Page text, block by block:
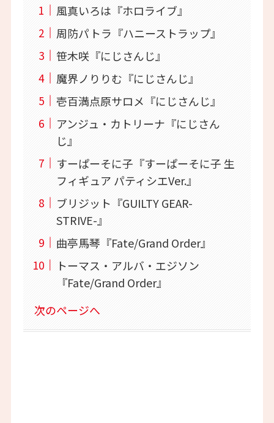
風真いろは『ホロライブ』
周防パトラ『ハニーストラップ』
笹木咲『にじさんじ』
魔界ノりりむ『にじさんじ』
壱百満点原サロメ『にじさんじ』
アンジュ・カトリーナ『にじさん
じ』
すーぱーそに子『すーぱーそに子 生
フィギュア パティシエVer.』
ブリジット『GUILTY GEAR-
STRIVE-』
曲亭馬琴『Fate/Grand Order』
トーマス・アルバ・エジソン
『Fate/Grand Order』
次のページへ